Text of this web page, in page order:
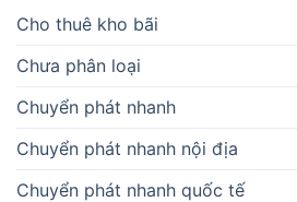
Cho thuê kho bãi
Chưa phân loại
Chuyển phát nhanh
Chuyển phát nhanh nội địa
Chuyển phát nhanh quốc tế